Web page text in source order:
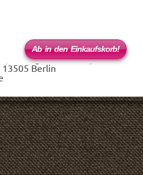
(haftungsbeschränkt)
13505 Berlin